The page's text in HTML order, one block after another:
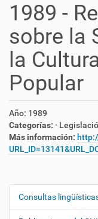
1989 -
sobre la
la
Popular
Año: 1989
Categorías: ·
Más información:
N
Consultas